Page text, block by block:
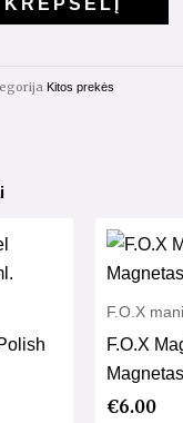
Kitos prekės
F.O.X
F.O.X
Magnetas
€6.00